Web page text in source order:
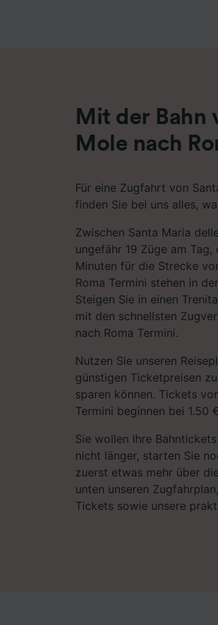
Mit der Bahn
Mole nach
Für eine Zugfahrt von
finden Sie bei uns alles,
Zwischen Santa Maria
ungefähr 19 Züge am
Minuten für die Strecke
Roma Termini stehen in
Steigen Sie in einen
mit den schnellsten
nach Roma Termini.
Nutzen Sie unseren
günstigen Ticketpreisen
sparen können. Tickets
Termini beginnen bei 1.50
Sie wollen Ihre
nicht länger, starten Sie
zuerst etwas mehr über
unten unseren
Tickets sowie unsere